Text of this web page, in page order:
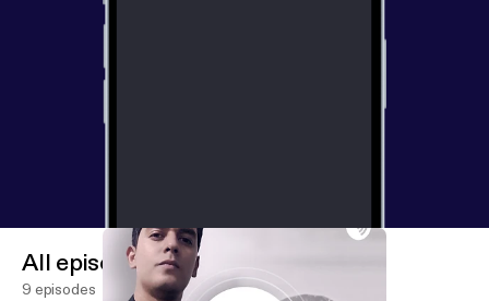
All episodes
9 episodes